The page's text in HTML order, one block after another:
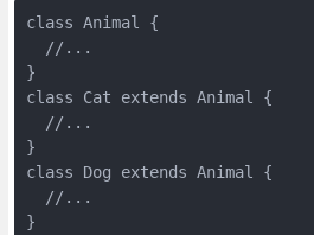
class Animal {
  //...
}
class Cat extends Animal {
  //...
}
class Dog extends Animal {
  //...
}